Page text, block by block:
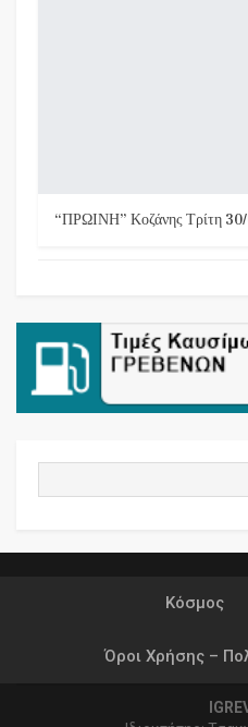
“ΠΡΩΙΝΗ” Κοζάνης Τρίτη
Κόσμος
Όροι Χρήσης –